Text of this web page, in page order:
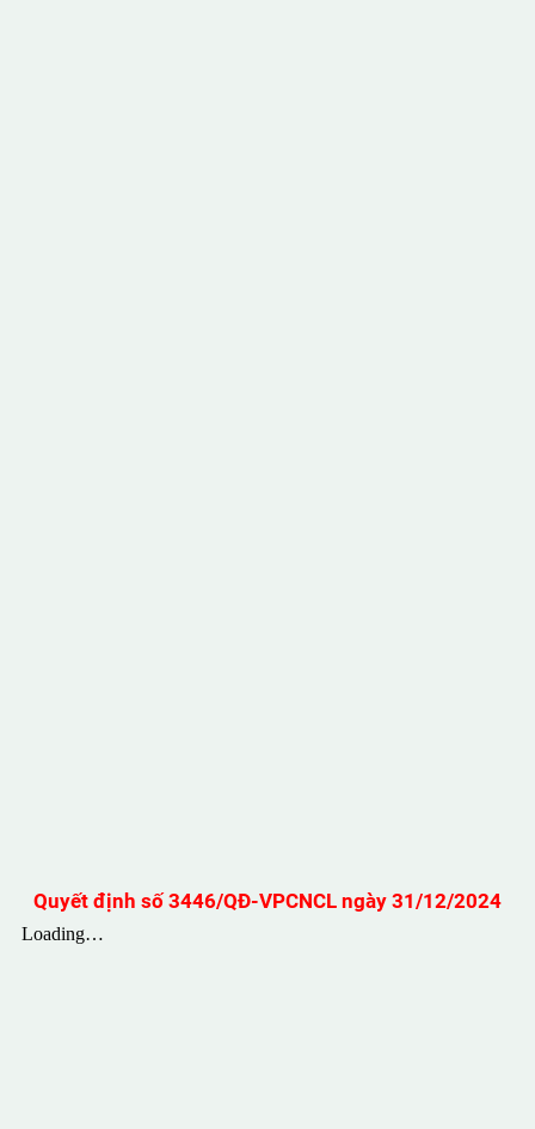
Quyết định số 3446/QĐ-VPCNCL ngày 31/12/2024